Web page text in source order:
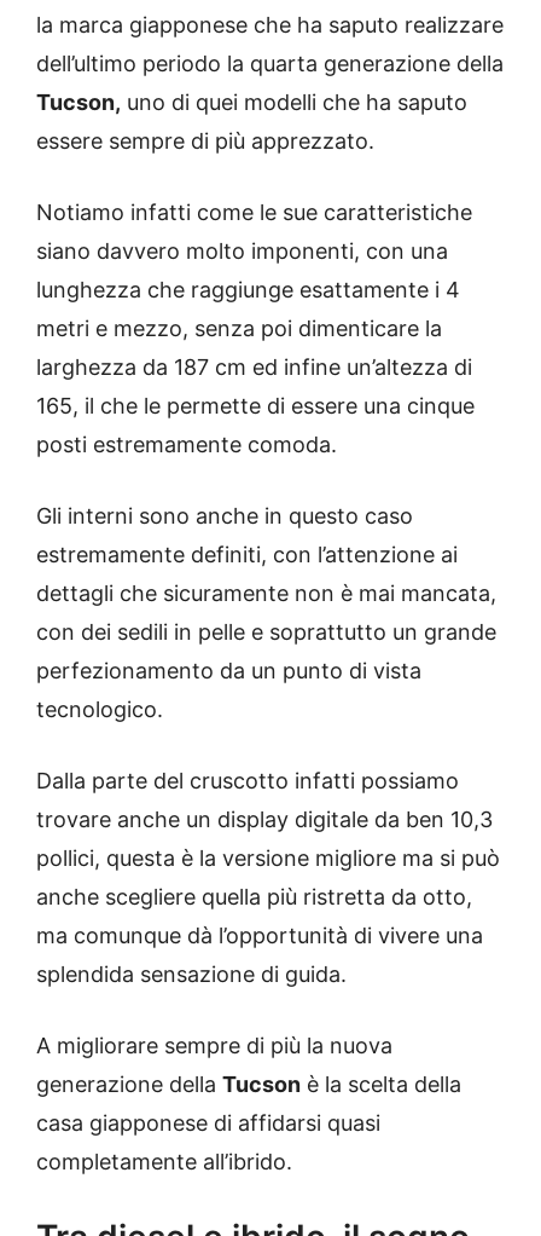
la marca giapponese che ha saputo realizzare
dell’ultimo periodo la quarta generazione della
Tucson, uno di quei modelli che ha saputo
essere sempre di più apprezzato.
Notiamo infatti come le sue caratteristiche
siano davvero molto imponenti, con una
lunghezza che raggiunge esattamente i 4
metri e mezzo, senza poi dimenticare la
larghezza da 187 cm ed infine un’altezza di
165, il che le permette di essere una cinque
posti estremamente comoda.
Gli interni sono anche in questo caso
estremamente definiti, con l’attenzione ai
dettagli che sicuramente non è mai mancata,
con dei sedili in pelle e soprattutto un grande
perfezionamento da un punto di vista
tecnologico.
Dalla parte del cruscotto infatti possiamo
trovare anche un display digitale da ben 10,3
pollici, questa è la versione migliore ma si può
anche scegliere quella più ristretta da otto,
ma comunque dà l’opportunità di vivere una
splendida sensazione di guida.
A migliorare sempre di più la nuova
generazione della Tucson è la scelta della
casa giapponese di affidarsi quasi
completamente all’ibrido.